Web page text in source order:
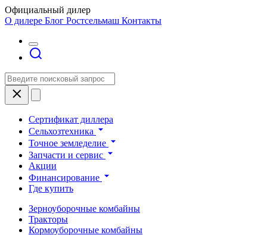
Официальный дилер
О дилере Блог Ростсельмаш Контакты
Сертификат диллера
Сельхозтехника
Точное земледелие
Запчасти и сервис
Акции
Финансирование
Где купить
Зерноуборочные комбайны
Тракторы
Кормоуборочные комбайны